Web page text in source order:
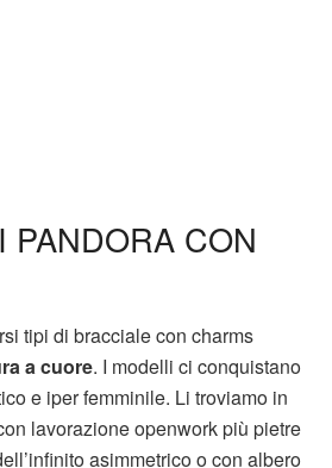
PANDORA CON
tipi di bracciale con charms
a cuore. I modelli ci conquistano
e iper femminile. Li troviamo in
lavorazione openwork più pietre
asimmetrico o con albero